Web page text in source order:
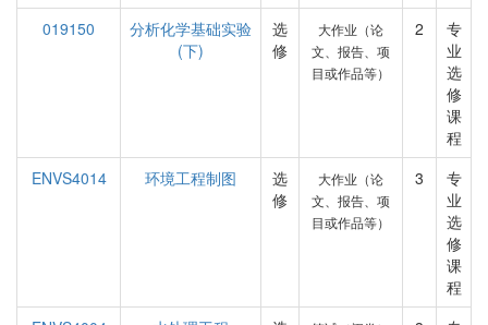
019150
分析化学基础实验
(下)
选
修
大作业（论
文、报告、项
目或作品等）
2
专
业
选
修
课
程
ENVS4014
环境工程制图
选
修
大作业（论
文、报告、项
目或作品等）
3
专
业
选
修
课
程